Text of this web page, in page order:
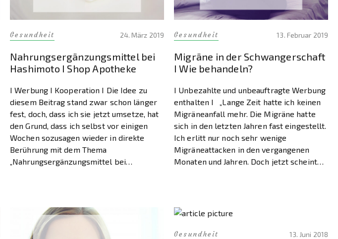
Gesundheit 24. März 2019
Nahrungsergänzungsmittel bei
Hashimoto I Shop Apotheke
I Werbung I Kooperation I Die Idee zu
diesem Beitrag stand zwar schon länger
fest, doch, dass ich sie jetzt umsetze, hat
den Grund, dass ich selbst vor einigen
Wochen sozusagen wieder in direkte
Berührung mit dem Thema
„Nahrungsergänzungsmittel bei
Gesundheit 13. Februar 2019
Migräne in der Schwangerschaft
I Wie behandeln?
I Unbezahlte und unbeauftragte Werbung
enthalten I „Lange Zeit hatte ich keinen
Migräneanfall mehr. Die Migräne hatte
sich in den letzten Jahren fast eingestellt.
Ich erlitt nur noch sehr wenige
Migräneattacken in den vergangenen
Monaten und Jahren. Doch jetzt scheint
Gesundheit 13. Juni 2018